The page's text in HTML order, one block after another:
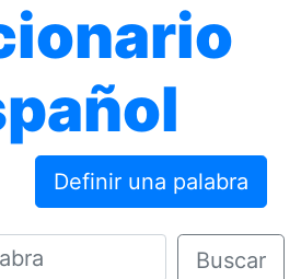
Definir una palabra
Buscar